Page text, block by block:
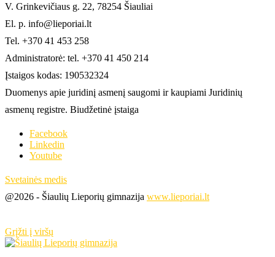
V. Grinkevičiaus g. 22, 78254 Šiauliai
El. p. info@lieporiai.lt
Tel. +370 41 453 258
Administratorė: tel. +370 41 450 214
Įstaigos kodas: 190532324
Duomenys apie juridinį asmenį saugomi ir kaupiami Juridinių
asmenų registre. Biudžetinė įstaiga
Facebook
Linkedin
Youtube
Svetainės medis
@2026 - Šiaulių Lieporių gimnazija www.lieporiai.lt
Grįžti į viršų